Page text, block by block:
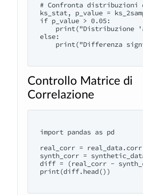
# Confronta
ks_stat, p_value =
if p_value > 0.05:
print("Distribuzione
else:
print("Differenza
Controllo Matrice di
Correlazione
import pandas as pd
real_corr =
synth_corr =
diff = (real_corr -
print(diff.head())